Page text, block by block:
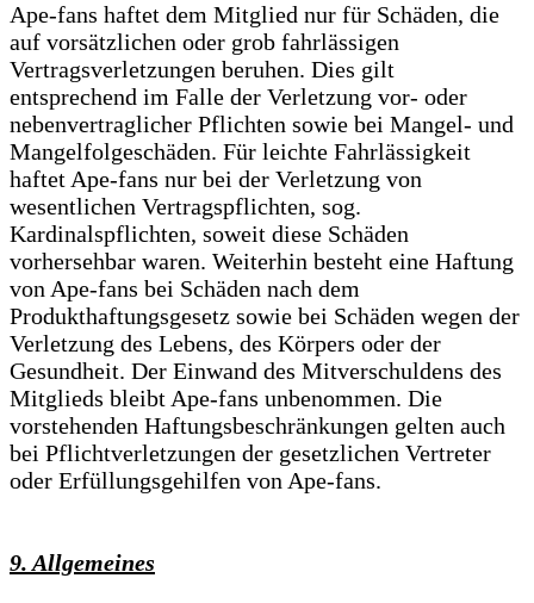
Ape-fans haftet dem Mitglied nur für Schäden, die
auf vorsätzlichen oder grob fahrlässigen
Vertragsverletzungen beruhen. Dies gilt
entsprechend im Falle der Verletzung vor- oder
nebenvertraglicher Pflichten sowie bei Mangel- und
Mangelfolgeschäden. Für leichte Fahrlässigkeit
haftet Ape-fans nur bei der Verletzung von
wesentlichen Vertragspflichten, sog.
Kardinalspflichten, soweit diese Schäden
vorhersehbar waren. Weiterhin besteht eine Haftung
von Ape-fans bei Schäden nach dem
Produkthaftungsgesetz sowie bei Schäden wegen der
Verletzung des Lebens, des Körpers oder der
Gesundheit. Der Einwand des Mitverschuldens des
Mitglieds bleibt Ape-fans unbenommen. Die
vorstehenden Haftungsbeschränkungen gelten auch
bei Pflichtverletzungen der gesetzlichen Vertreter
oder Erfüllungsgehilfen von Ape-fans.
9. Allgemeines